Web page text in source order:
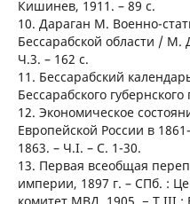
Кишинев, 1911. – 89 с.
10. Дараган М. Военно-
Бессарабской области / М.
Ч.3. – 162 с.
11. Бессарабский
Бессарабского
12. Экономическое
Европейской России в
1863. – Ч.І. – С. 1-30.
13. Первая всеобщая
империи, 1897 г. – СПб. :